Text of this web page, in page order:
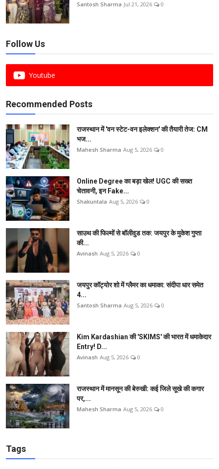
Santosh Sharma Jul 21, 2026 0
Follow Us
Youtube
Recommended Posts
राजस्थान में 'वन स्टेट-वन इलेक्शन' की तैयारी तेज: CM
भज...
Mahesh Sharma Aug 5, 2026 0
Online Degree का बड़ा खेल! UGC की सख्त
चेतावनी, इन Fake...
Shakuntala Aug 5, 2026 0
साउथ की फिल्मों से बॉलीवुड तक: जयपुर के मुकेश गुप्ता
की...
Avinash Aug 5, 2026 0
जयपुर कॉट्योर शो में ग्लैमर का धमाका: संदीपा धार समेत
4...
Santosh Sharma Aug 5, 2026 0
Kim Kardashian की 'SKIMS' की भारत में धमाकेदार
Entry! D...
Avinash Aug 5, 2026 0
राजस्थान में मानसून की बेरुखी: कई जिले सूखे की कगार
पर,...
Mahesh Sharma Aug 5, 2026 0
Tags